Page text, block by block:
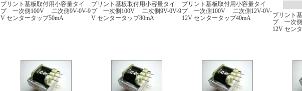
プリント基板取付用小容量タイ
プ 一次側100V 二次側9V-0V-9
V センタータップ50mA
プリント基板取付用小容量タイ
プ 一次側100V 二次側9V-0V-9
V センタータップ80mA
プリント基板取付用小容量タイ
プ 一次側100V 二次側12V-0V-
12V センタータップ40mA
プリント
プ 一次
12V セン